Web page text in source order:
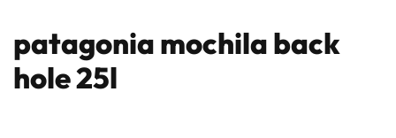
patagonia mochila back
hole 25l